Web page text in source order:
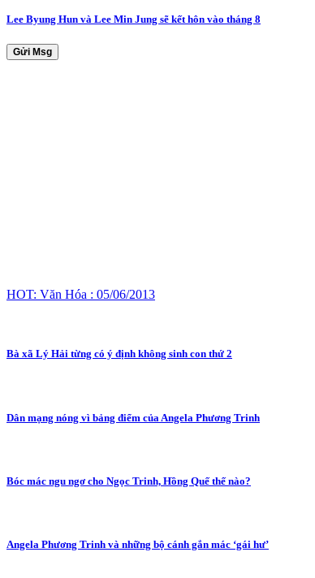
Lee Byung Hun và Lee Min Jung sẽ kết hôn vào tháng 8
Gửi Msg
HOT: Văn Hóa : 05/06/2013
Bà xã Lý Hải từng có ý định không sinh con thứ 2
Dân mạng nóng vì bảng điểm của Angela Phương Trinh
Bóc mác ngu ngơ cho Ngọc Trinh, Hồng Quế thế nào?
Angela Phương Trinh và những bộ cánh gắn mác ‘gái hư’